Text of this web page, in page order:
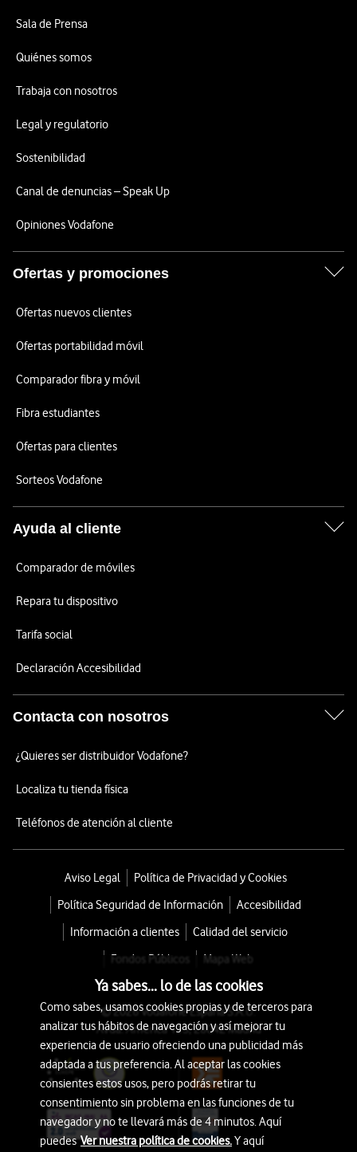
Sala de Prensa
Quiénes somos
Trabaja con nosotros
Legal y regulatorio
Sostenibilidad
Canal de denuncias – Speak Up
Opiniones Vodafone
Ofertas y promociones
Ofertas nuevos clientes
Ofertas portabilidad móvil
Comparador fibra y móvil
Fibra estudiantes
Ofertas para clientes
Sorteos Vodafone
Ayuda al cliente
Comparador de móviles
Repara tu dispositivo
Tarifa social
Declaración Accesibilidad
Contacta con nosotros
¿Quieres ser distribuidor Vodafone?
Localiza tu tienda física
Teléfonos de atención al cliente
Aviso Legal
Política de Privacidad y Cookies
Política Seguridad de Información
Accesibilidad
Información a clientes
Calidad del servicio
Fondos Públicos
Mapa Web
© 2026 Vodafone España S.A.U.
Avda. América 115, 28042 Madrid
Ya sabes... lo de las cookies
Como sabes, usamos cookies propias y de terceros para
analizar tus hábitos de navegación y así mejorar tu
experiencia de usuario ofreciendo una publicidad más
adaptada a tus preferencia. Al aceptar las cookies
consientes estos usos, pero podrás retirar tu
consentimiento sin problema en las funciones de tu
navegador y no te llevará más de 4 minutos. Aquí
puedesVer nuestra política de cookies.Y aquí